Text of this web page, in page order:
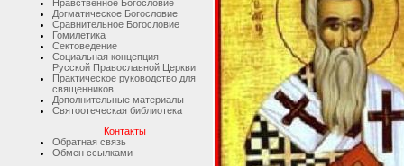
Нравственное Богословие
Догматическое Богословие
Сравнительное Богословие
Гомилетика
Сектоведение
Социальная концепция
Русской Православной Церкви
Практическое руководство для
священников
Дополнительные материалы
Святоотеческая библиотека
Контакты
Обратная связь
Обмен ссылками